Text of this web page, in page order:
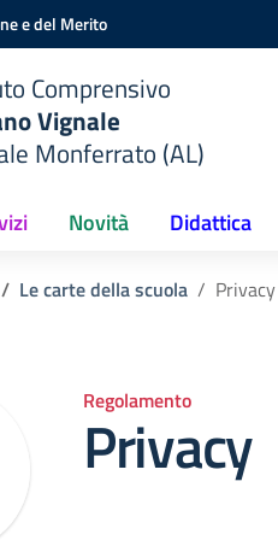
e del Merito
Comprensivo
Vignale
Monferrato (AL)
Novità Didattica
Le carte della scuola Privacy
Regolamento
Privacy